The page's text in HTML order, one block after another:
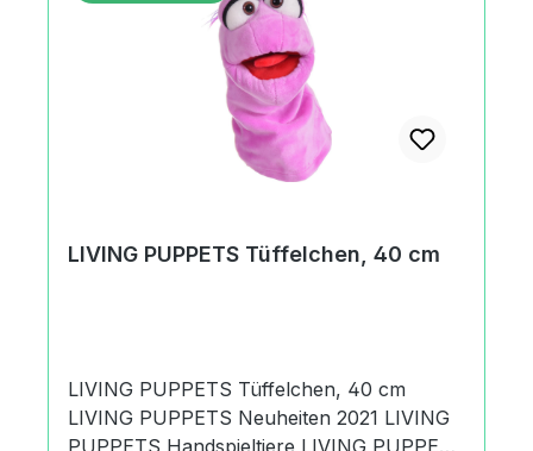
Produktsicherheitsverordnung) Matthies
Spielprodukte GmbH & Co. KGKurt A.
Körber Chaussee21033 Hamburg,
Deutschland+49 (0) 40 735 85
09office@living-puppets.de
LIVING PUPPETS Tüffelchen, 40 cm
LIVING PUPPETS Tüffelchen, 40 cm
LIVING PUPPETS Neuheiten 2021 LIVING